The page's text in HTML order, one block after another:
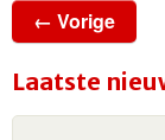
← Vorige
Laatste